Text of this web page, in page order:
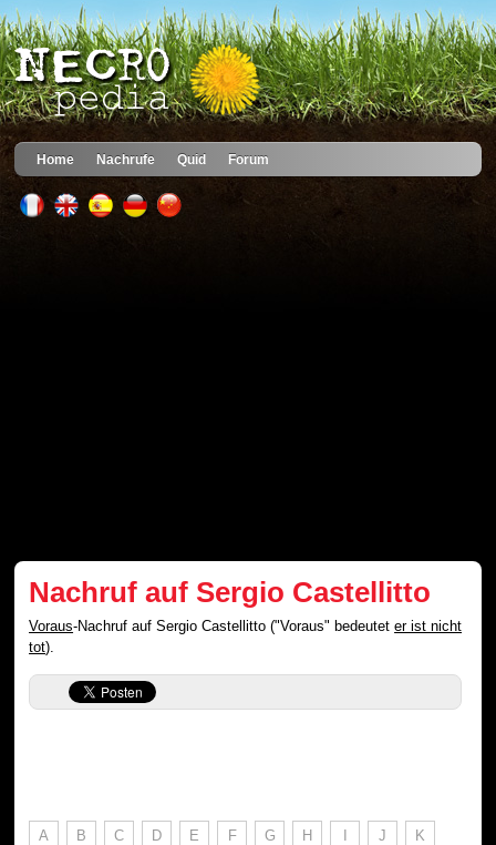
Home Nachrufe Quid Forum
Nachruf auf Sergio Castellitto
Voraus-Nachruf auf Sergio Castellitto ("Voraus" bedeuteter ist nicht
tot).
A B C D E F G H I J K